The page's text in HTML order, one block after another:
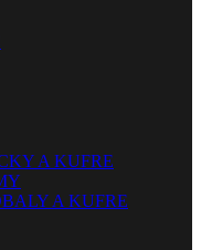
A KUFRE
A KUFRE